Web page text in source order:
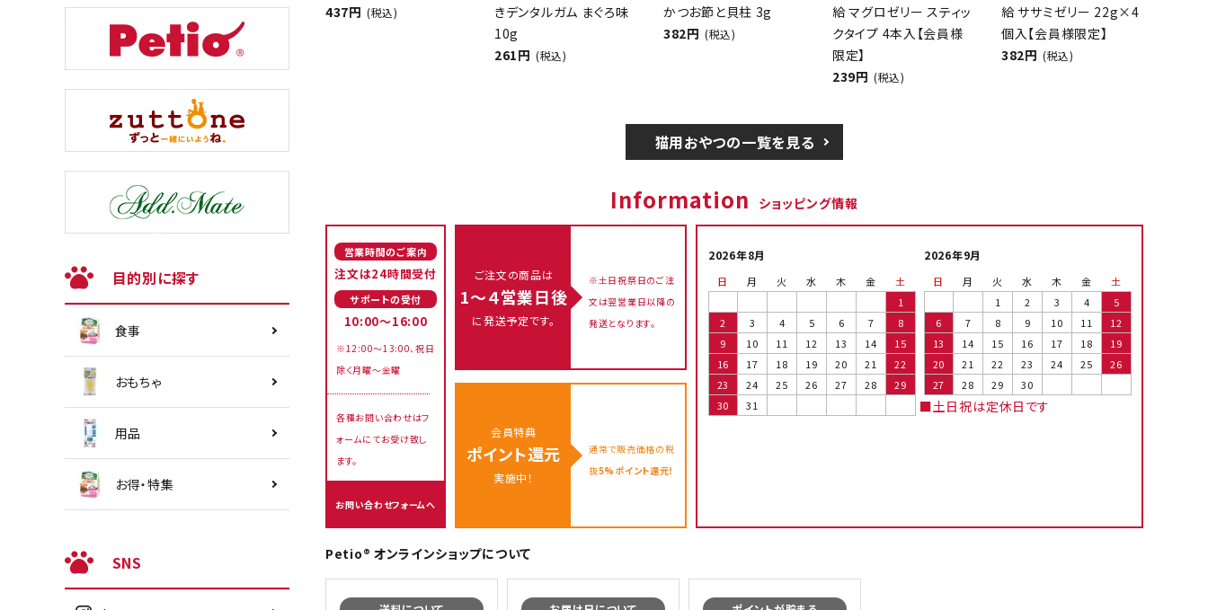
目的別に探す
食事
おもちゃ
用品
お得・特集
SNS
437円 (税込)
きデンタルガム まぐろ味
10g
261円 (税込)
かつお節と貝柱 3g
382円 (税込)
給 マグロゼリー スティッ
クタイプ 4本入【会員様
限定】
239円 (税込)
給 ササミゼリー 22g×4
個入【会員様限定】
382円 (税込)
猫用おやつの一覧を見る
Information ショッピング情報
営業時間のご案内
注文は24時間受付
サポートの受付
10:00～16:00
※12:00～13:00、祝日
除く月曜～金曜
各種お問い合わせはフ
ォームにてお受け致し
ます。
お問い合わせフォームへ
ご注文の商品は
1～４営業日後
に発送予定です。
※土日祝祭日のご注
文は翌営業日以降の
発送となります。
会員特典
ポイント還元
実施中！
通常で販売価格の税
抜5%ポイント還元！
2026年8月
日 月 火 水 木 金
土
1
2
3 4 5 6 7
8
9
10 11 12 13 14
15
16
17 18 19 20 21
22
23
24 25 26 27 28
29
30
31
2026年9月
日 月 火 水 木 金
土
1
2 3 4
5
6
7 8 9 10 11
12
13
14 15 16 17 18
19
20
21 22 23 24 25
26
27
28 29 30
■土日祝は定休日です
Petio® オンラインショップについて